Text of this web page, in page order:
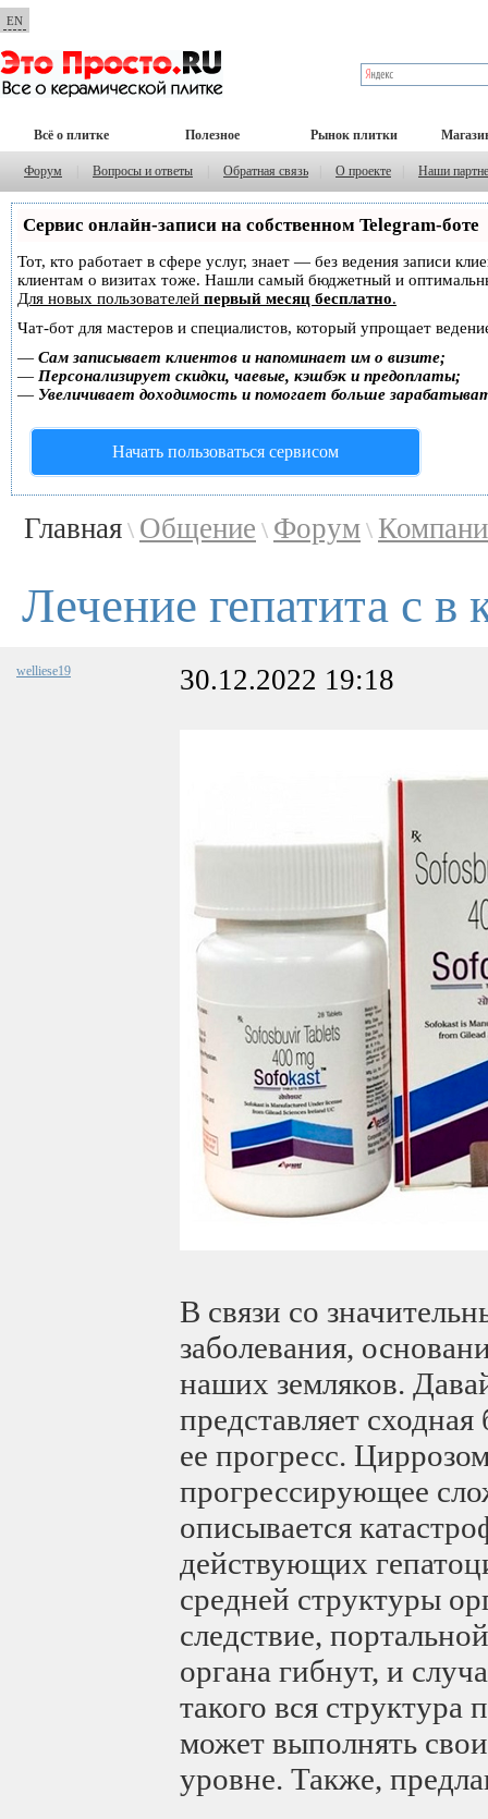
EN
Всё о плитке Полезное Рынок плитки
Форум Вопросы и ответы Обратная связь О проекте Наши
Сервис онлайн-записи на собственном Telegram-боте
Тот, кто работает в сфере услуг, знает — без ведения записи
клиентам о визитах тоже. Нашли самый бюджетный и
Для новых пользователей первый месяц бесплатно.
Чат-бот для мастеров и специалистов, который упрощает
— Сам записывает клиентов и напоминает им о визите;
— Персонализирует скидки, чаевые, кэшбэк и предоплаты;
— Увеличивает доходимость и помогает больше
Начать пользоваться сервисом
Главная \ Общение \ Форум \
Лечение гепатита с в
welliese19 30.12.2022 19:18
В связи со
заболевания,
наших земляков.
представляет
ее прогресс.
прогрессирующее
описывается
действующих
средней структуры
следствие,
органа гибнут, и
такого вся структура
может выполнять
уровне. Также,